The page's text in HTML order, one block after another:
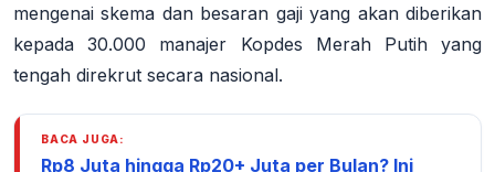
mengenai skema dan besaran gaji yang akan diberikan
kepada 30.000 manajer Kopdes Merah Putih yang
tengah direkrut secara nasional.
BACA JUGA:
Rp8 Juta hingga Rp20+ Juta per Bulan? Ini